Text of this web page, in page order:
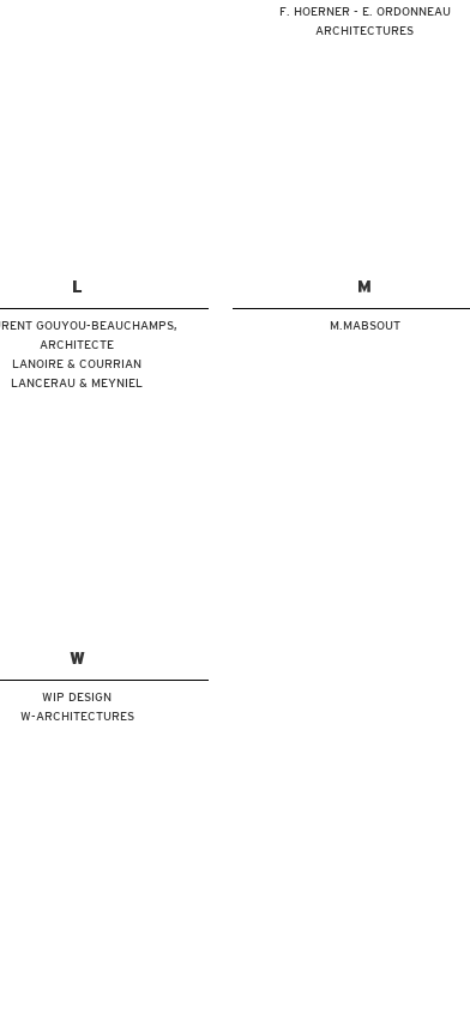
F. HOERNER - E. ORDONNEAU
ARCHITECTURES
L
GOUYOU-BEAUCHAMPS,
ARCHITECTE
LANOIRE & COURRIAN
LANCERAU & MEYNIEL
M
M.MABSOUT
W
WIP DESIGN
W-ARCHITECTURES